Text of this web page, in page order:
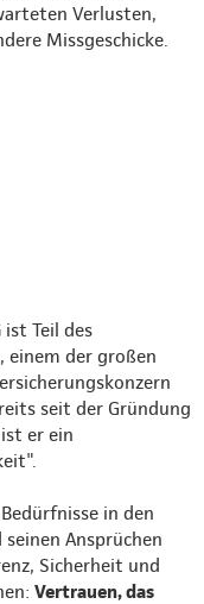
Verlusten,
Missgeschicke.
ist Teil des
einem der großen
seit der Gründung
er ein
in den
Ansprüchen
Sicherheit und
Vertrauen, das